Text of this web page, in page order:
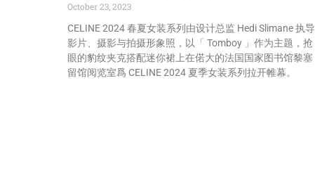
October 23, 2023
CELINE 2024 春夏女装系列由设计总监 Hedi Slimane 执导
影片、摄影与拍摄形象照，以「 Tomboy 」作为主题，抢
眼的豹纹夹克搭配迷你裙上在偌大的法国国家图书馆黎塞
留馆阅览室爲 CELINE 2024 夏季女装系列拉开帷幕。